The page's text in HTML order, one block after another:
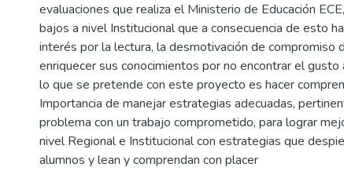
evaluaciones que realiza el Ministerio de Educación
bajos a nivel Institucional que a consecuencia de esto
interés por la lectura, la desmotivación de compromiso
enriquecer sus conocimientos por no encontrar el
lo que se pretende con este proyecto es hacer
Importancia de manejar estrategias adecuadas,
problema con un trabajo comprometido, para lograr
nivel Regional e Institucional con estrategias que
alumnos y lean y comprendan con placer